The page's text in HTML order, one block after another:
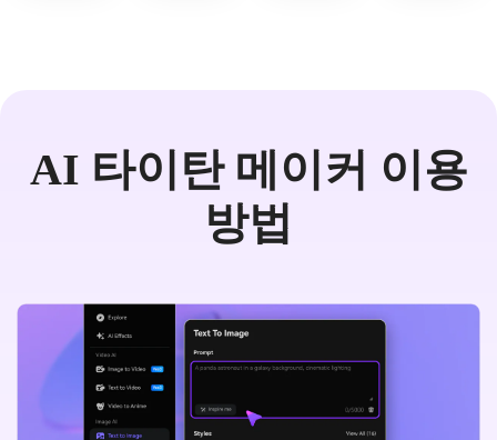
AI 타이탄 메이커 이용
방법